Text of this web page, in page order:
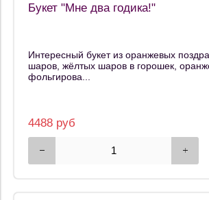
Букет "Мне два годика!"
Интересный букет из оранжевых
шаров, жёлтых шаров в горошек,
фольгирова...
4488 руб